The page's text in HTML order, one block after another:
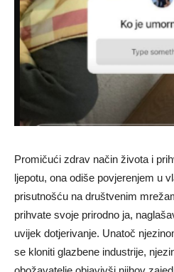
Promičući zdrav način života i
ljepotu, ona odiše povjerenjem u
prisutnošću na društvenim
prihvate svoje prirodno ja,
uvijek dotjerivanje. Unatoč
se kloniti glazbene industrije,